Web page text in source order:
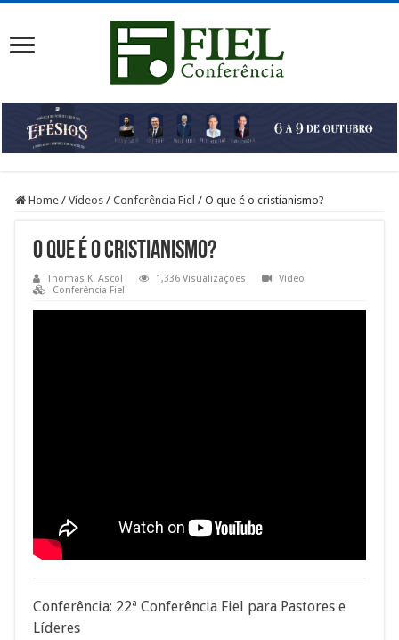
Home / Vídeos / Conferência Fiel / O que é o cristianismo?
O que é o cristianismo?
Thomas K. Ascol 1,336 Visualizações
Vídeo
Conferência Fiel
Conferência: 22ª Conferência Fiel para Pastores e
Líderes